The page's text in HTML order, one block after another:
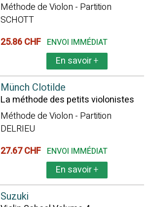
Méthode de Violon - Partition
SCHOTT
25.86 CHF ENVOI IMMÉDIAT
En savoir+
Münch Clotilde
La méthode des petits violonistes
Méthode de Violon - Partition
DELRIEU
27.67 CHF ENVOI IMMÉDIAT
En savoir+
Suzuki